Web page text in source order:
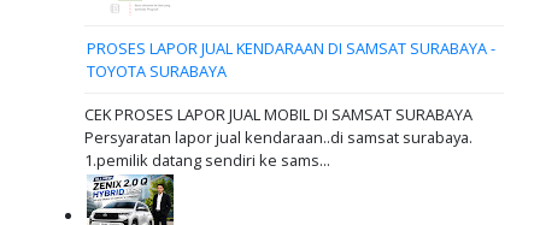
PROSES LAPOR JUAL KENDARAAN DI SAMSAT SURABAYA -
TOYOTA SURABAYA
CEK PROSES LAPOR JUAL MOBIL DI SAMSAT SURABAYA
Persyaratan lapor jual kendaraan..di samsat surabaya.
1.pemilik datang sendiri ke sams...